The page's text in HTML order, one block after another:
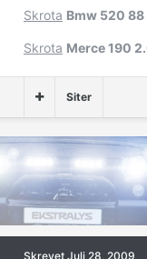
Siter
Skrota Bmw 520 88
Skrota Merce 190
Skrevet Juli 28, 2009